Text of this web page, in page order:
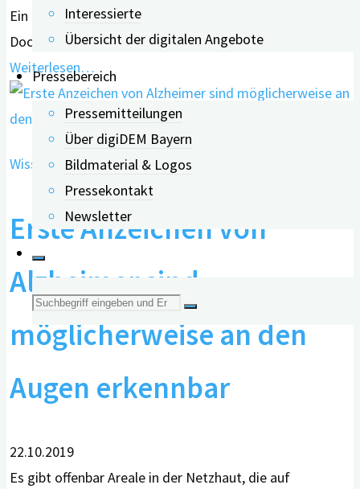
Interessierte
Übersicht der digitalen Angebote
Pressebereich
Pressemitteilungen
Über digiDEM Bayern
Bildmaterial & Logos
Pressekontakt
Newsletter
Suche
nach:
Ein Glas Wein gegen Demenz – das klingt zweifelhaft.
Doch eine aktuelle Studie kommt zu diesem
Weiterlesen…
Wissenschaft & Forschung
Erste Anzeichen von
Alzheimer sind
möglicherweise an den
Augen erkennbar
22.10.2019
Es gibt offenbar Areale in der Netzhaut, die auf